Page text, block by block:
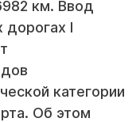
км. Ввод
дорогах I
категории
Об этом